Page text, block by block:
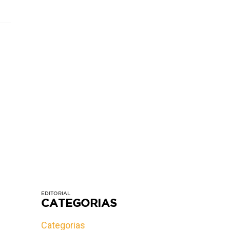
EDITORIAL
CATEGORIAS
Categorias